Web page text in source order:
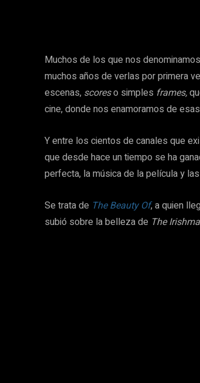
Muchos de los que nos
muchos años de verlas por primera
escenas, scoreso simples frames,
cine, donde nos enamoramos de
Y entre los cientos de canales que
que desde hace un tiempo se ha
perfecta, la música de la película y
Se trata de The Beauty Of, a quien
subió sobre la belleza de  The